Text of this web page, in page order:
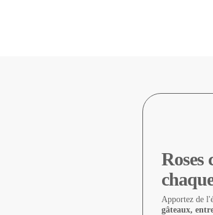
Roses
Apportez de
gâteaux,